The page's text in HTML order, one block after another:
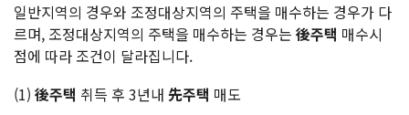
일반지역의 경우와 조정대상지역의 주택을 매수하는 경우가 다
르며, 조정대상지역의 주택을 매수하는 경우는 後주택 매수시
점에 따라 조건이 달라집니다.
(1) 後주택 취득 후 3년내 先주택 매도